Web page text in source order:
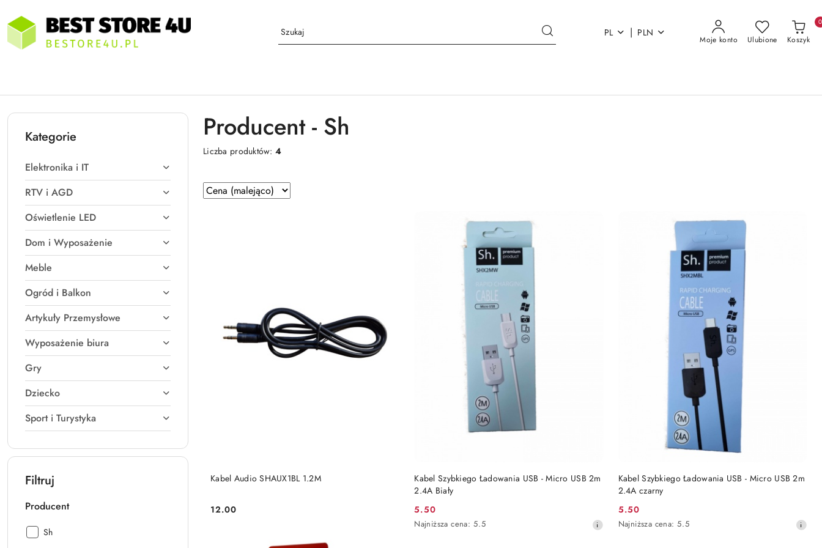
Przejdź do treści głównej
Przejdź do wyszukiwarki
Przejdź do moje konto
Przejdź do menu głównego
Przejdź do stopki
PL | PLN
Moje konto Ulubione Koszyk
0
Kategorie
Elektronika i IT
RTV i AGD
Oświetlenie LED
Dom i Wyposażenie
Meble
Ogród i Balkon
Artykuły Przemysłowe
Wyposażenie biura
Gry
Dziecko
Sport i Turystyka
Filtruj
Producent
Producent:
Sh
Producent - Sh
Liczba produktów:4
Zastosowano
sortowanie:
Sortuj
według
Kabel Audio SHAUX1BL 1.2M
Cena:
12.00
DO KOSZYKA
Kabel Szybkiego Ładowania USB - Micro USB 2m
2.4A Biały
Cena
promocyjna:
5.50
Najniższa
Najniższa cena: 5.5
DO KOSZYKA
Kabel Szybkiego Ładowania USB - Micro USB 2m
2.4A czarny
Cena
promocyjna:
5.50
Najniższa
Najniższa cena: 5.5
DO KOSZYKA